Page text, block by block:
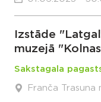
Izstāde
muzejā
Sakstagala
Franča Trasuna